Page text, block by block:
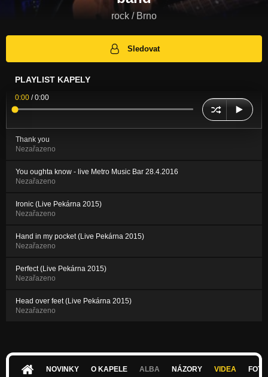
rock / Brno
Sledovat
PLAYLIST KAPELY
0:00 /0:00
Thank you
Nezařazeno
You oughta know - live Metro Music Bar 28.4.2016
Nezařazeno
Ironic (Live Pekárna 2015)
Nezařazeno
Hand in my pocket (Live Pekárna 2015)
Nezařazeno
Perfect (Live Pekárna 2015)
Nezařazeno
Head over feet (Live Pekárna 2015)
Nezařazeno
NOVINKY O KAPELE ALBA NÁZORY VIDEA